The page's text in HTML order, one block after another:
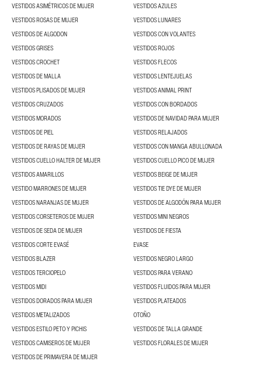
VESTIDOS ASIMÉTRICOS DE MUJER
VESTIDOS AZULES
VESTIDOS ROSAS DE MUJER
VESTIDOS LUNARES
VESTIDOS DE ALGODON
VESTIDOS CON VOLANTES
VESTIDOS GRISES
VESTIDOS ROJOS
VESTIDOS CROCHET
VESTIDOS FLECOS
VESTIDOS DE MALLA
VESTIDOS LENTEJUELAS
VESTIDOS PLISADOS DE MUJER
VESTIDOS ANIMAL PRINT
VESTIDOS CRUZADOS
VESTIDOS CON BORDADOS
VESTIDOS MORADOS
VESTIDOS DE NAVIDAD PARA MUJER
VESTIDOS DE PIEL
VESTIDOS RELAJADOS
VESTIDOS DE RAYAS DE MUJER
VESTIDOS CON MANGA ABULLONADA
VESTIDOS CUELLO HALTER DE MUJER
VESTIDOS CUELLO PICO DE MUJER
VESTIDOS AMARILLOS
VESTIDOS BEIGE DE MUJER
VESTIDO MARRONES DE MUJER
VESTIDOS TIE DYE DE MUJER
VESTIDOS NARANJAS DE MUJER
VESTIDOS DE ALGODÓN PARA MUJER
VESTIDOS CORSETEROS DE MUJER
VESTIDOS MINI NEGROS
VESTIDOS DE SEDA DE MUJER
VESTIDOS DE FIESTA
VESTIDOS CORTE EVASÉ
EVASE
VESTIDOS BLAZER
VESTIDOS NEGRO LARGO
VESTIDOS TERCIOPELO
VESTIDOS PARA VERANO
VESTIDOS MIDI
VESTIDOS FLUIDOS PARA MUJER
VESTIDOS DORADOS PARA MUJER
VESTIDOS PLATEADOS
VESTIDOS METALIZADOS
OTOÑO
VESTIDOS ESTILO PETO Y PICHIS
VESTIDOS DE TALLA GRANDE
VESTIDOS CAMISEROS DE MUJER
VESTIDOS FLORALES DE MUJER
VESTIDOS DE PRIMAVERA DE MUJER